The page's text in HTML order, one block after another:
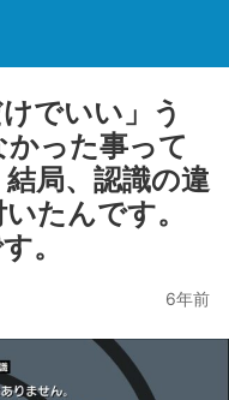
でいい」う
った事って
局、認識の違
たんです。
。
6年前